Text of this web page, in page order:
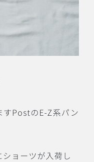
すPostのE-Z系パン
ョーツが入荷し